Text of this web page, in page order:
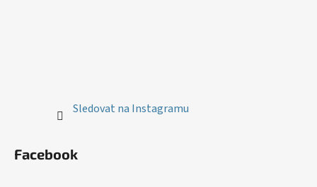
Sledovat na Instagramu
Facebook